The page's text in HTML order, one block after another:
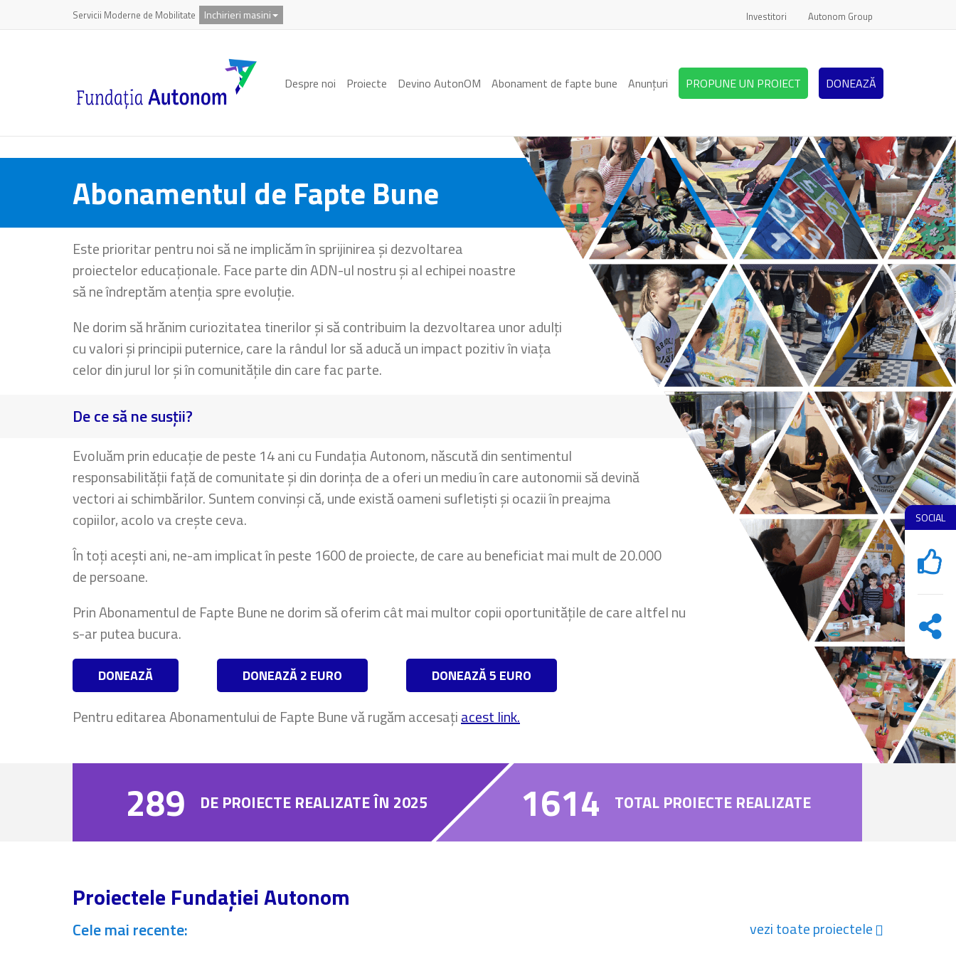
SOCIAL
Servicii Moderne de Mobilitate Inchirieri masini Investitori Autonom Group
Despre noi Proiecte Devino AutonOM Abonament de fapte bune Anunțuri PROPUNE UN PROIECT DONEAZĂ
Abonamentul de Fapte Bune
Este prioritar pentru noi să ne implicăm în sprijinirea și dezvoltarea
proiectelor educaționale. Face parte din ADN-ul nostru și al echipei noastre
să ne îndreptăm atenția spre evoluție.
Ne dorim să hrănim curiozitatea tinerilor și să contribuim la dezvoltarea unor adulți
cu valori și principii puternice, care la rândul lor să aducă un impact pozitiv în viața
celor din jurul lor și în comunitățile din care fac parte.
De ce să ne susții?
Evoluăm prin educație de peste 14 ani cu Fundația Autonom, născută din sentimentul
responsabilității față de comunitate și din dorința de a oferi un mediu în care autonomii să devină
vectori ai schimbărilor. Suntem convinși că, unde există oameni sufletiști și ocazii în preajma
copiilor, acolo va crește ceva.
În toți acești ani, ne-am implicat în peste 1600 de proiecte, de care au beneficiat mai mult de 20.000
de persoane.
Prin Abonamentul de Fapte Bune ne dorim să oferim cât mai multor copii oportunitățile de care altfel nu
s-ar putea bucura.
DONEAZĂ DONEAZĂ 2 EURO DONEAZĂ 5 EURO
Pentru editarea Abonamentului de Fapte Bune vă rugăm accesațiacest link.
289 DE PROIECTE REALIZATE ÎN 2025 1614 TOTAL PROIECTE REALIZATE
Proiectele Fundației Autonom
Cele mai recente: vezi toate proiectele